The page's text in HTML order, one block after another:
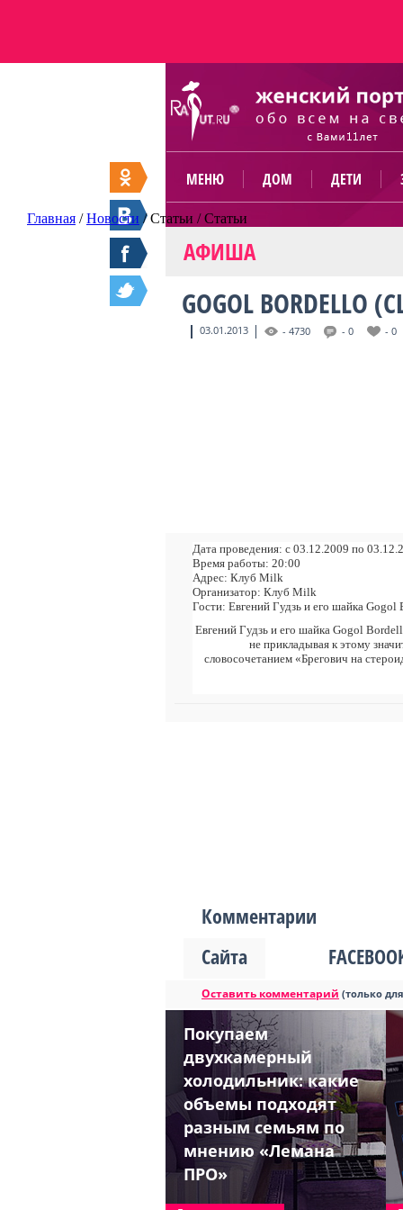
МЕНЮ ДОМ ДЕТИ
Главная /Новости /Статьи /Статьи
АФИША
GOGOL BORDELLO
03.01.2013 - 4730 - 0 - 0
Дата проведения: с 03.12.2009 по
Время работы: 20:00
Адрес: Клуб Milk
Организатор: Клуб Milk
Гости: Евгений Гудзь и его шайка Gogol
Евгений Гудзь и его шайка Gogol
не прикладывая к этому
словосочетанием «Брегович на
Комментарии
Сайта
Оставить комментарий (только
Покупаем
двухкамерный
холодильник: какие
объемы подходят
разным семьям по
мнению «Лемана
ПРО»